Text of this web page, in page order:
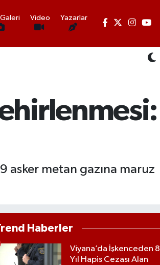
Video Yazarlar
asker metan gazına maruz
Haberler
Viyana’da İşkenceden 8
Yıl Hapis Cezası Alan